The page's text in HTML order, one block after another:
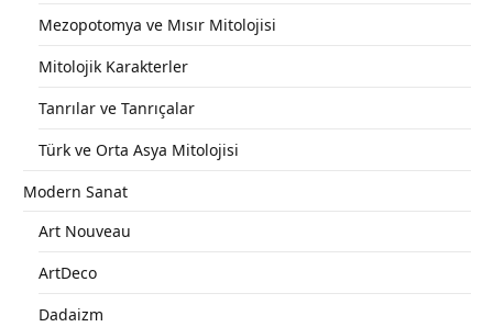
Mezopotomya ve Mısır Mitolojisi
Mitolojik Karakterler
Tanrılar ve Tanrıçalar
Türk ve Orta Asya Mitolojisi
Modern Sanat
Art Nouveau
ArtDeco
Dadaizm